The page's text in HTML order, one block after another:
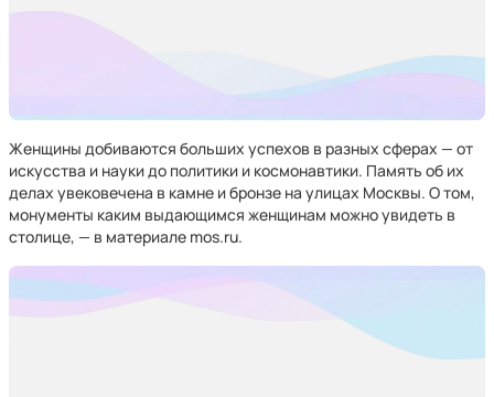
Женщины добиваются больших успехов в разных сферах — от
искусства и науки до политики и космонавтики. Память об их
делах увековечена в камне и бронзе на улицах Москвы. О том,
монументы каким выдающимся женщинам можно увидеть в
столице, — в материале mos.ru.